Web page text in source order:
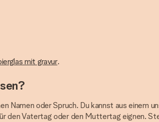
mit gravur.
Namen oder Spruch. Du kannst aus einem
den Vatertag oder den Muttertag eignen.